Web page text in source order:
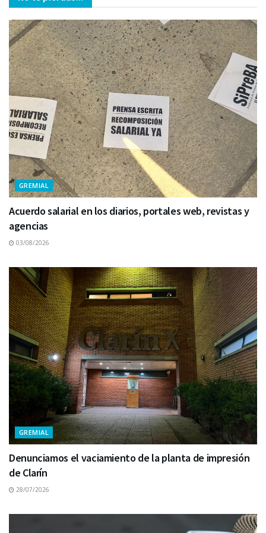
GREMIAL
Acuerdo salarial en los diarios, portales web, revistas y
agencias
03/08/2026
GREMIAL
Denunciamos el vaciamiento de la planta de impresión
de Clarín
28/07/2026